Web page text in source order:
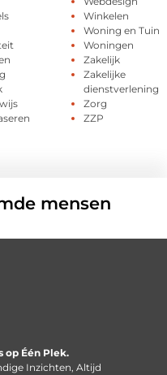
Winkelen
Woning en Tuin
Woningen
Zakelijk
Zakelijke
dienstverlening
Zorg
ZZP
mensen
op Één Plek.
Inzichten, Altijd